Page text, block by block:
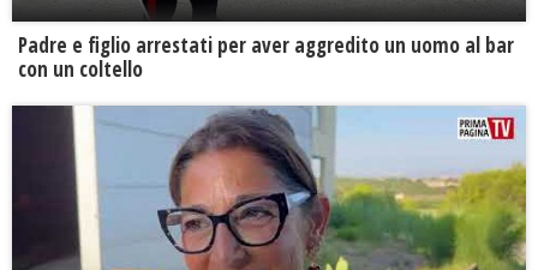
Padre e figlio arrestati per aver aggredito un uomo al bar
con un coltello